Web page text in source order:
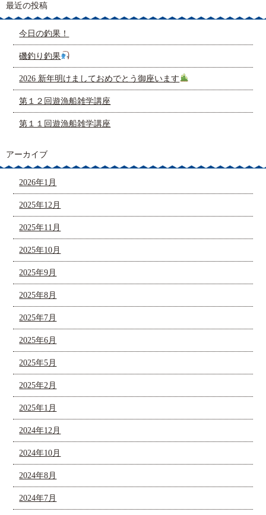
最近の投稿
今日の釣果！
磯釣り釣果
2026 新年明けましておめでとう御座います
第１２回遊漁船雑学講座
第１１回遊漁船雑学講座
アーカイブ
2026年1月
2025年12月
2025年11月
2025年10月
2025年9月
2025年8月
2025年7月
2025年6月
2025年5月
2025年2月
2025年1月
2024年12月
2024年10月
2024年8月
2024年7月